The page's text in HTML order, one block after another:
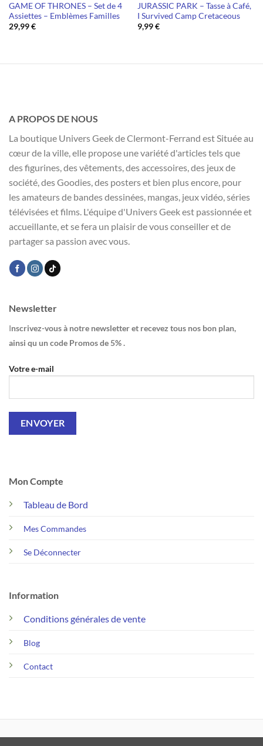
GAME OF THRONES – Set de 4
Assiettes – Emblèmes Familles
29,99€
JURASSIC PARK – Tasse à Café,
I Survived Camp Cretaceous
9,99€
A PROPOS DE NOUS
La boutique Univers Geek de Clermont-Ferrand est Située au
cœur de la ville, elle propose une variété d'articles tels que
des figurines, des vêtements, des accessoires, des jeux de
société, des Goodies, des posters et bien plus encore, pour
les amateurs de bandes dessinées, mangas, jeux vidéo, séries
télévisées et films. L'équipe d'Univers Geek est passionnée et
accueillante, et se fera un plaisir de vous conseiller et de
partager sa passion avec vous.
Mon Compte
Tableau de Bord
Mes Commandes
Se Déconnecter
Information
Conditions générales de vente
Blog
Contact
Newsletter
Inscrivez-vous à notre newsletter et recevez tous nos bon plan,
ainsi qu un code Promos de 5% .
Votre e-mail